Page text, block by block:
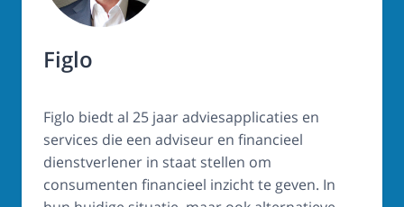
Figlo
Figlo biedt al 25 jaar adviesapplicaties en
services die een adviseur en financieel
dienstverlener in staat stellen om
consumenten financieel inzicht te geven. In